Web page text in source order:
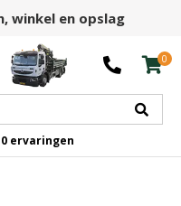
winkel en opslag
0
ervaringen